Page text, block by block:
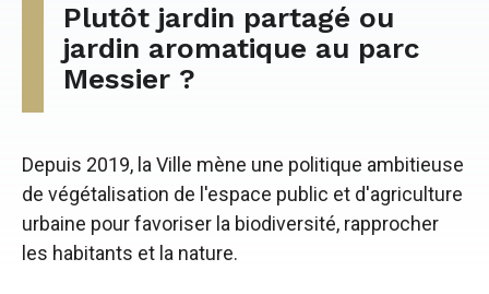
Plutôt jardin partagé ou
jardin aromatique au parc
Messier ?
Depuis 2019, la Ville mène une politique ambitieuse
de végétalisation de l'espace public et d'agriculture
urbaine pour favoriser la biodiversité, rapprocher
les habitants et la nature.